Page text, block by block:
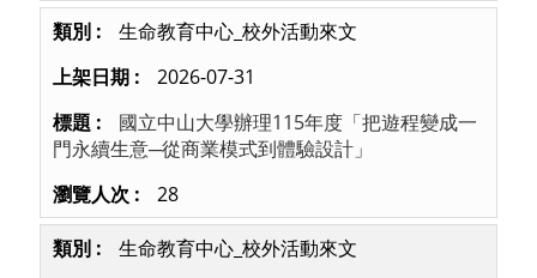
生命教育中心_校外活動來文
2026-07-31
國立中山大學辦理115年度「把遊程變成一
門永續生意─從商業模式到體驗設計」
28
生命教育中心_校外活動來文